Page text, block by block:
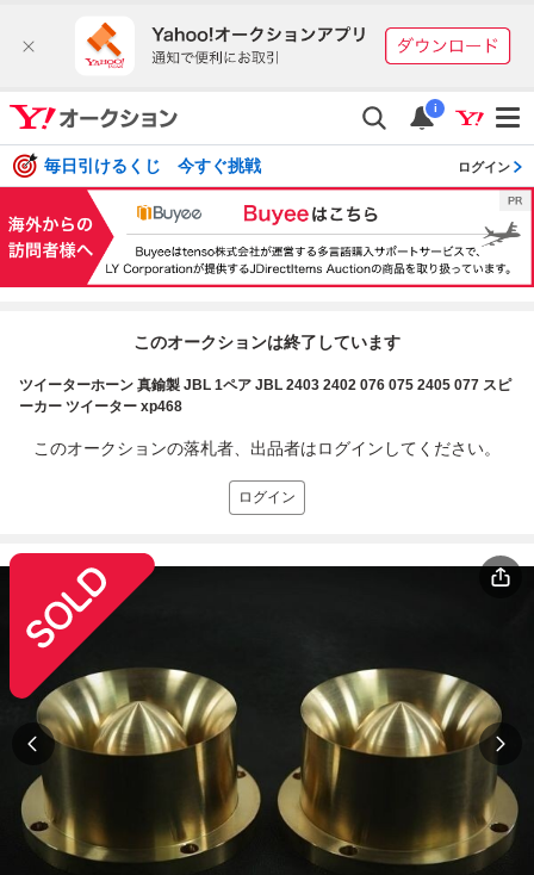
i
毎日引けるくじ 今すぐ挑戦 ログイン
このオークションは終了しています
ツイーターホーン 真鍮製 JBL 1ペア JBL 2403 2402 076 075 2405 077 スピ
ーカー ツイーター xp468
このオークションの落札者、出品者はログインしてください。
ログイン